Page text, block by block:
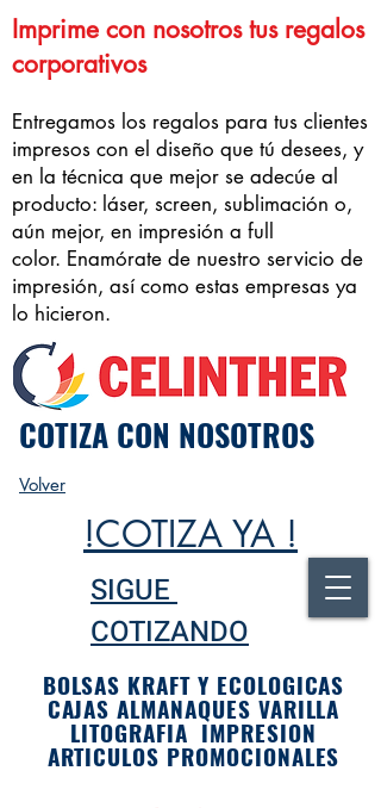
Imprime con nosotros tus regalos
corporativos
Entregamos los regalos para tus clientes
impresos con el diseño que tú desees, y
en la técnica que mejor se adecúe al
producto: láser, screen, sublimación o,
aún mejor, en impresión a full
color. Enamórate de nuestro servicio de
impresión, así como estas empresas ya
lo hicieron.
COTIZA CON NOSOTROS
Volver
!COTIZA YA !
SIGUE
COTIZANDO
BOLSAS KRAFT Y ECOLOGICAS
CAJAS ALMANAQUES VARILLA
LITOGRAFIA IMPRESION
ARTICULOS PROMOCIONALES